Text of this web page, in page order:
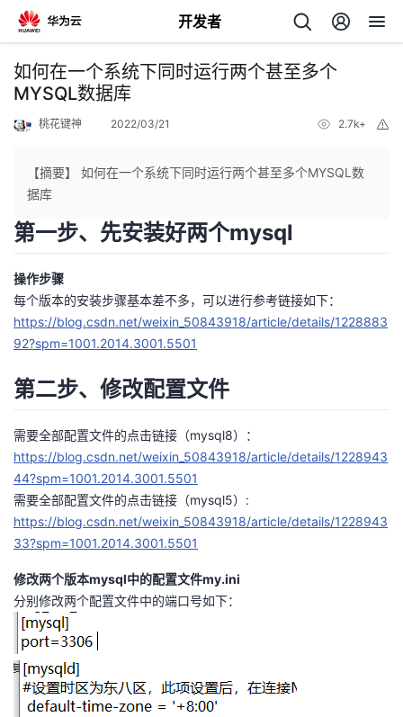
开发者
返
回
主
页
的
开
发
者
我
的
客
我
论
坛
的
圈
子
我
的
直
我
的
我
如何在一个系统下同时运行两个甚至多个
MYSQL数据库
桃花键神 2022/03/21 2.7k+
【摘要】 如何在一个系统下同时运行两个甚至多个MYSQL数
据库
第一步、先安装好两个mysql
操作步骤
每个版本的安装步骤基本差不多，可以进行参考链接如下：
https://blog.csdn.net/weixin_50843918/article/details/1228883
92?spm=1001.2014.3001.5501
第二步、修改配置文件
需要全部配置文件的点击链接（mysql8）：
https://blog.csdn.net/weixin_50843918/article/details/1228943
44?spm=1001.2014.3001.5501
需要全部配置文件的点击链接（mysql5）:
https://blog.csdn.net/weixin_50843918/article/details/1228943
33?spm=1001.2014.3001.5501
修改两个版本mysql中的配置文件my.ini
分别修改两个配置文件中的端口号如下：